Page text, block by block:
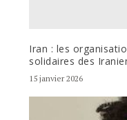
Iran : les
solidaires des
15 janvier 2026